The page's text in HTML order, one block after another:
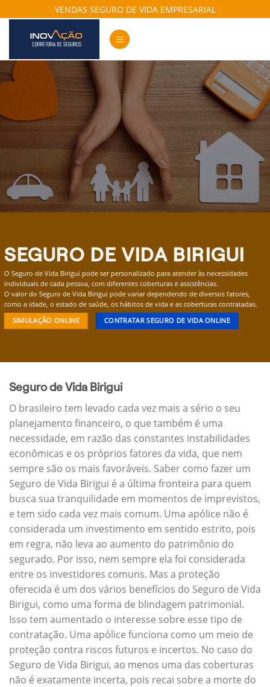
to
content
VENDAS SEGURO DE VIDA EMPRESARIAL
SEGURO DE VIDA BIRIGUI
O Seguro de Vida Birigui pode ser personalizado para atender às necessidades
individuais de cada pessoa, com diferentes coberturas e assistências.
O valor do Seguro de Vida Birigui pode variar dependendo de diversos fatores,
como a idade, o estado de saúde, os hábitos de vida e as coberturas contratadas.
SIMULAÇÃO ONLINE CONTRATAR SEGURO DE VIDA ONLINE
Seguro de Vida Birigui
O brasileiro tem levado cada vez mais a sério o seu
planejamento financeiro, o que também é uma
necessidade, em razão das constantes instabilidades
econômicas e os próprios fatores da vida, que nem
sempre são os mais favoráveis. Saber como fazer um
Seguro de Vida Birigui é a última fronteira para quem
busca sua tranquilidade em momentos de imprevistos,
e tem sido cada vez mais comum. Uma apólice não é
considerada um investimento em sentido estrito, pois
em regra, não leva ao aumento do patrimônio do
segurado. Por isso, nem sempre ela foi considerada
entre os investidores comuns. Mas a proteção
oferecida é um dos vários benefícios do Seguro de Vida
Birigui, como uma forma de blindagem patrimonial.
Isso tem aumentado o interesse sobre esse tipo de
contratação. Uma apólice funciona como um meio de
proteção contra riscos futuros e incertos. No caso do
Seguro de Vida Birigui, ao menos uma das coberturas
não é exatamente incerta, pois recai sobre a morte do